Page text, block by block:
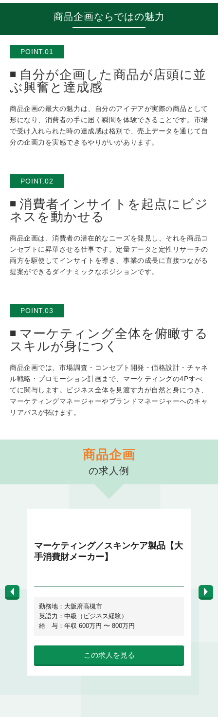
商品企画ならではの魅力
POINT.01
自分が企画した商品が店頭に並
ぶ興奮と達成感
商品企画の最大の魅力は、自分のアイデアが実際の商品として
形になり、消費者の手に届く瞬間を体験できることです。市場
で受け入れられた時の達成感は格別で、売上データを通じて自
分の企画力を実感できるやりがいがあります。
POINT.02
消費者インサイトを起点にビジ
ネスを動かせる
商品企画は、消費者の潜在的なニーズを発見し、それを商品コ
ンセプトに昇華させる仕事です。定量データと定性リサーチの
両方を駆使してインサイトを導き、事業の成長に直接つながる
提案ができるダイナミックなポジションです。
POINT.03
マーケティング全体を俯瞰する
スキルが身につく
商品企画では、市場調査・コンセプト開発・価格設計・チャネ
ル戦略・プロモーション計画まで、マーケティングの4Pすべ
てに関与します。ビジネス全体を見渡す力が自然と身につき、
マーケティングマネージャーやブランドマネージャーへのキャ
リアパスが拓けます。
商品企画
の求人例
マーケティング／スキンケア製品【大
手消費財メーカー】
勤務地：大阪府高槻市
英語力：中級（ビジネス経験）
給 与：年収 600万円 〜 800万円
この求人を見る